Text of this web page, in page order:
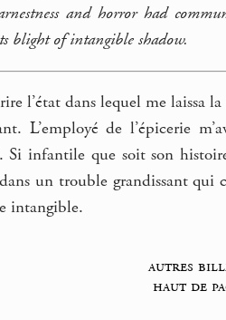
and horror had
blight of intangible shadow.
l’état dans lequel me laissa
L’employé de l’épicerie
Si infantile que soit son
un trouble grandissant
intangible.
autres
haut de